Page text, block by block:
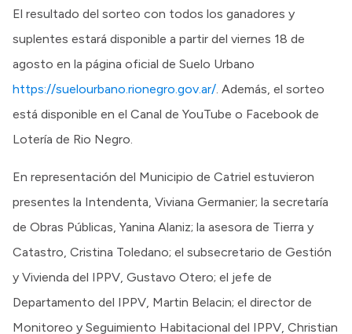
El resultado del sorteo con todos los ganadores y
suplentes estará disponible a partir del viernes 18 de
agosto en la página oficial de Suelo Urbano
https://suelourbano.rionegro.gov.ar/ . Además, el sorteo
está disponible en el Canal de YouTube o Facebook de
Lotería de Rio Negro.
En representación del Municipio de Catriel estuvieron
presentes la Intendenta, Viviana Germanier; la secretaría
de Obras Públicas, Yanina Alaniz; la asesora de Tierra y
Catastro, Cristina Toledano; el subsecretario de Gestión
y Vivienda del IPPV, Gustavo Otero; el jefe de
Departamento del IPPV, Martin Belacin; el director de
Monitoreo y Seguimiento Habitacional del IPPV, Christian